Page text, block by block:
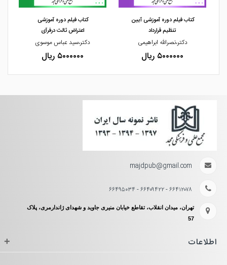
کتاب فیلم دوره آموزشی آیین
تنظیم قرارداد
دکتر،نصرالله ابراهیمی
۵۰۰۰۰۰۰ ریال
کتاب فیلم دوره آموزشی
اعتراض ثالث درفرآی
دکتر،سید عباس موسوی
۵۰۰۰۰۰۰ ریال
majdpub@gmail.com
۶۶۴۱۲۰۷۸ - ۶۶۴۰۹۴۲۲ - ۶۶۴۹۵۰۳۴
تهران، میدان انقلاب، تقاطع خیابان منیری جاوید و شهدای ژاندارمری، پلاک
57
اطلاعات +